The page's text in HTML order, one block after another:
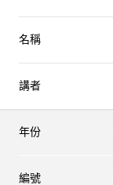
名稱
講者
年份
編號